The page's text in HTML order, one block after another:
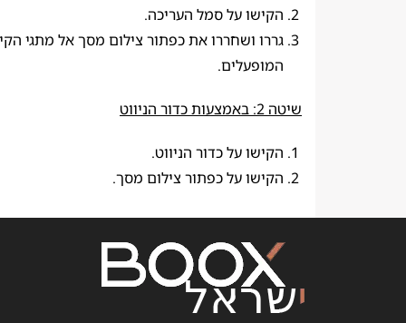
הקישו על סמל העריכה.
גררו ושחררו את כפתור צילום מסך אל מתגי
המופעלים.
שיטה 2: באמצעות כדור הניווט
הקישו על כדור הניווט.
הקישו על כפתור צילום מסך.